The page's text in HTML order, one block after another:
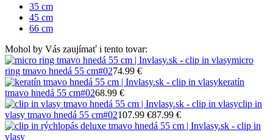
35 cm
45 cm
66 cm
Mohol by Vás zaujímať i tento tovar:
micro
ring tmavo hnedá 55 cm#0274.99 €
keratín
tmavo hnedá 55 cm#0268.99 €
clip in
vlasy tmavo hnedá 55 cm#02107.99 €87.99 €